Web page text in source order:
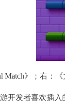
Match》；右：
开发者喜欢插入